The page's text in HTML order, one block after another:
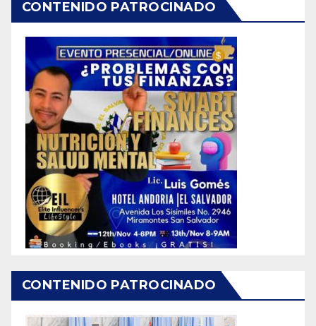
CONTENIDO PATROCINADO
CONTENIDO PATROCINADO